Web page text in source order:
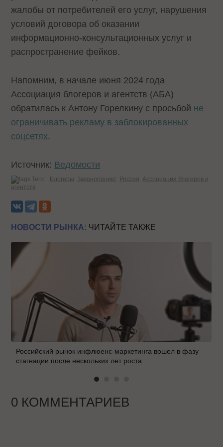
жалобы от потребителей его услуг, нарушения
условий договора об оказании
информационно-консультационных услуг и
распространение фейков.
Напомним, в начале июня 2024 года
Ассоциация блогеров и агентств (АБА)
обратилась к Антону Горелкину с просьбой не
ограничивать рекламу в заблокированных
соцсетях.
Источник: Ведомости
Теги: Блогеры Законопроект Россия
Ассоциация блогеров и
агентств
НОВОСТИ РЫНКА: ЧИТАЙТЕ ТАКЖЕ
Российский рынок инфлюенс-маркетинга вошел в фазу
стагнации после нескольких лет роста
0 КОММЕНТАРИЕВ